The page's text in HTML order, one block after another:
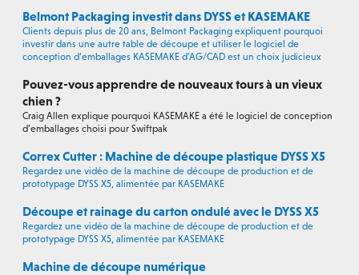
Belmont Packaging investit dans DYSS et KASEMAKE
Clients depuis plus de 20 ans, Belmont Packaging expliquent pourquoi
investir dans une autre table de découpe et utiliser le logiciel de
conception d’emballages KASEMAKE d’AG/CAD est un choix judicieux
Pouvez-vous apprendre de nouveaux tours à un vieux
chien ?
Craig Allen explique pourquoi KASEMAKE a été le logiciel de conception
d’emballages choisi pour Swiftpak
Correx Cutter : Machine de découpe plastique DYSS X5
Regardez une vidéo de la machine de découpe de production et de
prototypage DYSS X5, alimentée par KASEMAKE
Découpe et rainage du carton ondulé avec le DYSS X5
Regardez une vidéo de la machine de découpe de production et de
prototypage DYSS X5, alimentée par KASEMAKE
Machine de découpe numérique